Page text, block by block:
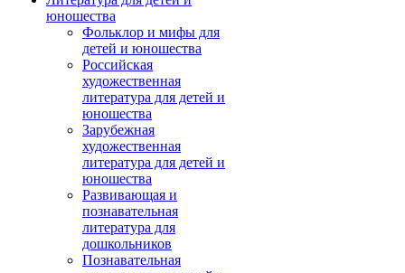
юношества
Фольклор и мифы для
детей и юношества
Российская
художественная
литература для детей и
юношества
Зарубежная
художественная
литература для детей и
юношества
Развивающая и
познавательная
литература для
дошкольников
Познавательная